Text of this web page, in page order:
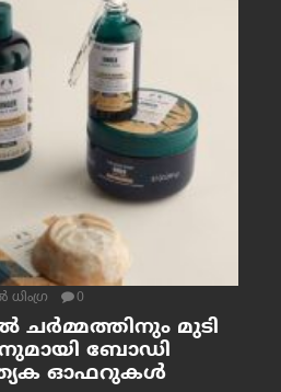
0
ചർമ്മത്തിനും മുടി
ബോഡി
ഓഫറുകൾ